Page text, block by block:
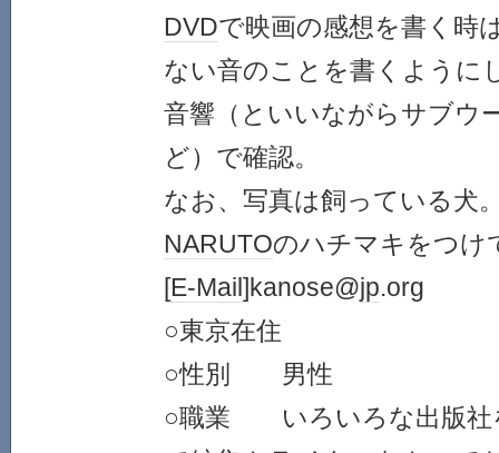
DVDで映画の感想を書く時
ない音のことを書くように
音響（といいながらサブウ
ど）で確認。
なお、写真は飼っている犬
NARUTOのハチマキをつけ
[E-Mail ]kanose@jp.org
○東京在住
○性別 男性
○職業 いろいろな出版社